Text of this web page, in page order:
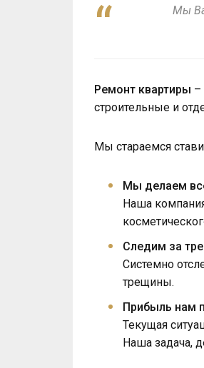
Мы
Ремонт квартиры –
строительные и
Мы стараемся
Мы делаем
Наша
Следим за
Системно
трещины.
Прибыль нам
Текущая
Наша задача,